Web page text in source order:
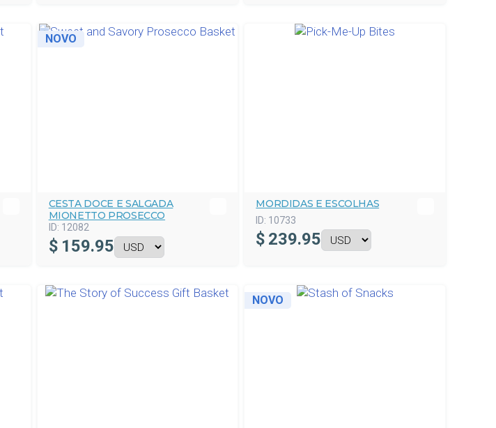
NOVO
CESTA DOCE E SALGADA
MIONETTO PROSECCO
ID: 12082
$ 159.95
MORDIDAS E ESCOLHAS
ID: 10733
$ 239.95
NOVO